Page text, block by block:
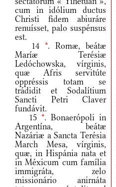
cum in idólium ductus
Christi fidem abiuráre
renuísset, palo suspénsus
est.
14 *. Romæ, beátæ
Maríæ Terésiæ
Ledóchowska, vírginis,
quæ Afris servitúte
oppréssis totam se
trádidit et Sodalítium
Sancti Petri Claver
fundávit.
15 *. Bonaerópoli in
Argentína, beátæ
Nazáriæ a Sancta Terésia
March Mesa, vírginis,
quæ, in Hispánia nata et
in Méxicum cum família
immigráta, zelo
missionário anirnáta